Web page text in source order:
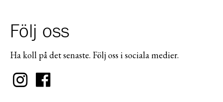
Följ oss
Ha koll på det senaste. Följ oss i sociala medier.